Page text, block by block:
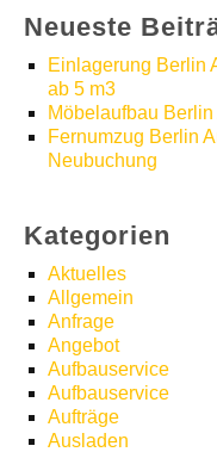
Neueste
Einlagerung Berlin
ab 5 m3
Möbelaufbau
Fernumzug Berlin
Neubuchung
Kategorien
Aktuelles
Allgemein
Anfrage
Angebot
Aufbauservice
Aufbauservice
Aufträge
Ausladen